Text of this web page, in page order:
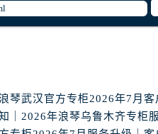
约）
约）
预约）